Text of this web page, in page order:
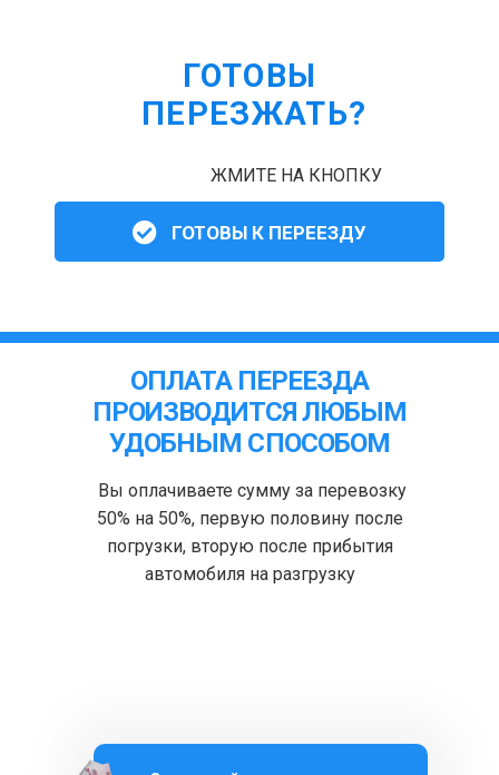
ГОТОВЫ
ПЕРЕЗЖАТЬ?
ЖМИТЕ НА КНОПКУ
ГОТОВЫ К ПЕРЕЕЗДУ
ОПЛАТА ПЕРЕЕЗДА
ПРОИЗВОДИТСЯ ЛЮБЫМ
УДОБНЫМ СПОСОБОМ
Вы оплачиваете сумму за перевозку
50% на 50%, первую половину после
погрузки, вторую после прибытия
автомобиля на разгрузку